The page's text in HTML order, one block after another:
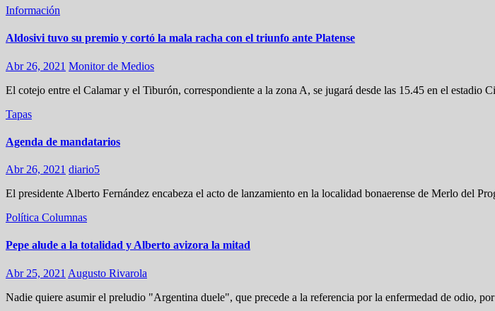
Información
Aldosivi tuvo su premio y cortó la mala racha con el triunfo ante Platense
Abr 26, 2021 Monitor de Medios
El cotejo entre el Calamar y el Tiburón, correspondiente a la zona A, se jugará desde las 15.45 en el
Tapas
Agenda de mandatarios
Abr 26, 2021 diario5
El presidente Alberto Fernández encabeza el acto de lanzamiento en la localidad bonaerense de Merlo del
Política Columnas
Pepe alude a la totalidad y Alberto avizora la mitad
Abr 25, 2021 Augusto Rivarola
Nadie quiere asumir el preludio "Argentina duele", que precede a la referencia por la enfermedad de odio,